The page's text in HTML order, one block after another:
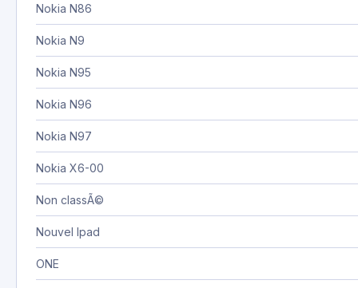
Nokia N86
Nokia N9
Nokia N95
Nokia N96
Nokia N97
Nokia X6-00
Non classÃ©
Nouvel Ipad
ONE